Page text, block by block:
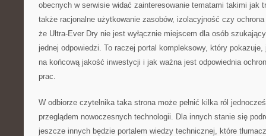
obecnych w serwisie widać zainteresowanie tematami takimi jak
także racjonalne użytkowanie zasobów, izolacyjność czy
że Ultra-Ever Dry nie jest wyłącznie miejscem dla osób
jednej odpowiedzi. To raczej portal kompleksowy, który pokazuje,
na końcową jakość inwestycji i jak ważna jest odpowiednia
prac.
W odbiorze czytelnika taka strona może pełnić kilka ról
przeglądem nowoczesnych technologii. Dla innych stanie się
jeszcze innych będzie portalem wiedzy technicznej, które